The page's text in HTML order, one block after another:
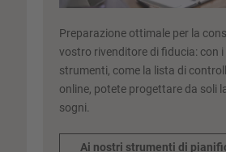
Preparazione ottimale per la
vostro rivenditore di fiducia: con
strumenti, come la lista di
online, potete progettare da soli
sogni.
Ai nostri strumenti di